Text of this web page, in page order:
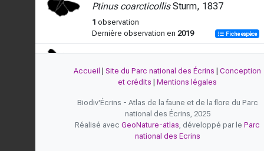
Ptinus coarcticollisSturm, 1837
1 observation
Dernière observation en 2019 Fiche espèce
-
Ptinus fur (Linnaeus, 1758)
observations
Ptinus italicusAragona, 1830
Accueil Site du Parc national des Écrins
Conception
et crédits
Mentions légales
Biodiv'Écrins - Atlas de la faune et de la flore du Parc
national des Écrins, 2025
Réalisé avec GeoNature-atlas, développé par le Parc
national des Ecrins